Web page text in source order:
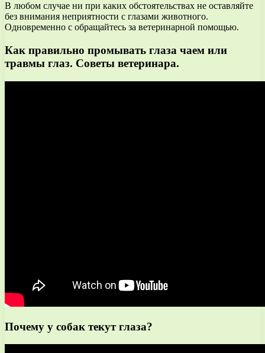
В любом случае ни при каких обстоятельствах не оставляйте
без внимания неприятности с глазами животного.
Одновременно с обращайтесь за ветеринарной помощью.
Как правильно промывать глаза чаем или
травмы глаз. Советы ветеринара.
Почему у собак текут глаза?